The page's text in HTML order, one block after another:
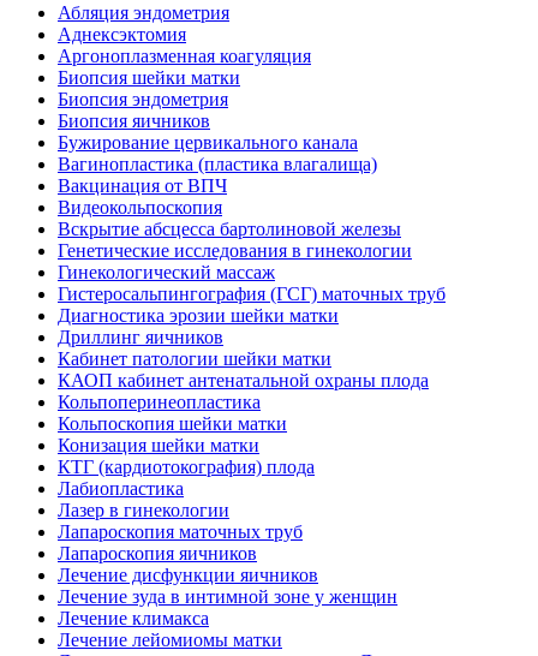
Абляция эндометрия
Аднексэктомия
Аргоноплазменная коагуляция
Биопсия шейки матки
Биопсия эндометрия
Биопсия яичников
Бужирование цервикального канала
Вагинопластика (пластика влагалища)
Вакцинация от ВПЧ
Видеокольпоскопия
Вскрытие абсцесса бартолиновой железы
Генетические исследования в гинекологии
Гинекологический массаж
Гистеросальпингография (ГСГ) маточных труб
Диагностика эрозии шейки матки
Дриллинг яичников
Кабинет патологии шейки матки
КАОП кабинет антенатальной охраны плода
Кольпоперинеопластика
Кольпоскопия шейки матки
Конизация шейки матки
КТГ (кардиотокография) плода
Лабиопластика
Лазер в гинекологии
Лапароскопия маточных труб
Лапароскопия яичников
Лечение дисфункции яичников
Лечение зуда в интимной зоне у женщин
Лечение климакса
Лечение лейомиомы матки